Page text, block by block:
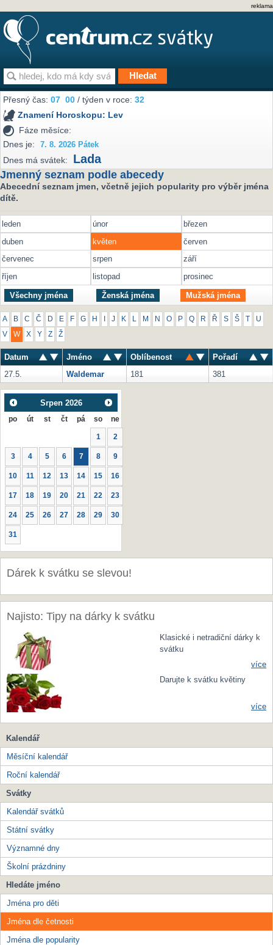
reklama
Přesný čas:07 00 / týden v roce:32
Znamení Horoskopu: Lev
Fáze měsíce:
Dnes je:
7. 8. 2026 Pátek
Dnes má svátek: Lada
Jmenný seznam podle abecedy
Abecední seznam jmen, včetně jejich popularity pro výběr jména
dítě.
leden únor
březen
duben
květen
červen
červenec
srpen
září
říjen
listopad prosinec
Všechny jména Ženská jména Mužská jména
A B C Č D E F G H J K M N O P Q R Ř S Š U
V W X Y Z Ž
Datum Jméno Oblíbenost
Pořadí
27.5.
Waldemar 181 381
Srpen 2026
po út st čt pá so ne
1 2
3 4 5 6 7 8 9
10 11 12 13 14 15 16
17 18 19 20 21 22 23
24 25 26 27 28 29 30
31
Dárek k svátku se slevou!
Najisto: Tipy na dárky k svátku
Klasické i netradiční dárky k
svátku
více
Darujte k svátku květiny
více
Kalendář
Měsíční kalendář
Roční kalendář
Svátky
Kalendář svátků
Státní svátky
Významné dny
Školní prázdniny
Hledáte jméno
Jména pro děti
Jména dle četnosti
Jména dle popularity